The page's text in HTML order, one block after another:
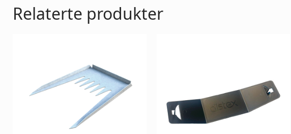
Relaterte produkter